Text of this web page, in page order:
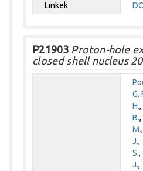
Linkek
P21903 Proton-hole
closed shell nucleus
G.
H.
B.
M.
J.
S.
J.